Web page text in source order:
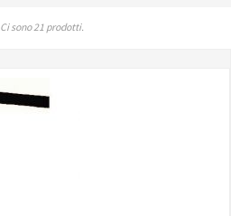
Ci sono 21 prodotti.